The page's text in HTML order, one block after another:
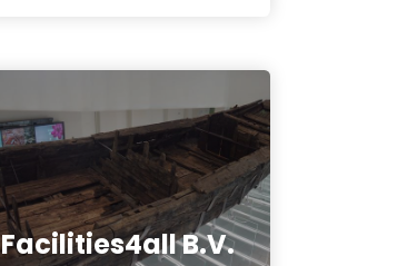
Facilities4all B.V.